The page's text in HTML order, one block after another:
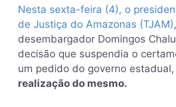
Nesta sexta-feira (4), o
de Justiça do Amazonas (TJAM),
desembargador Domingos
decisão que suspendia o
um pedido do governo estadual,
realização do mesmo.